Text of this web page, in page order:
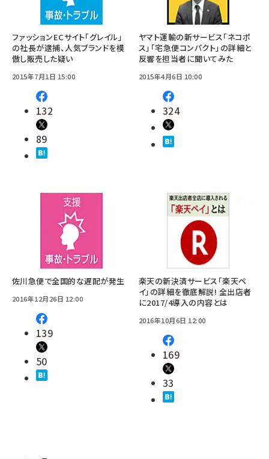
ファッションECサイト「グレイル」
の社長が逮捕、人気ブランドを模
倣し販売した疑い
2015年7月1日 15:00
132
89
ヤマト運輸の新サービス「ネコポ
ス」「宅急便コンパクト」の詳細と
反響を担当者に聞いてみた
2015年4月6日 10:00
324
佐川急便で全国的な遅配が発生
2016年12月26日 12:00
139
50
楽天の新決済サービス「楽天ペ
イ」の詳細を徹底解説! 全出店者
に2017/4導入の内容とは
2016年10月6日 12:00
169
33